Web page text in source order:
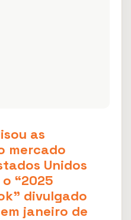
as
mercado
Unidos
“2025
divulgado
janeiro de